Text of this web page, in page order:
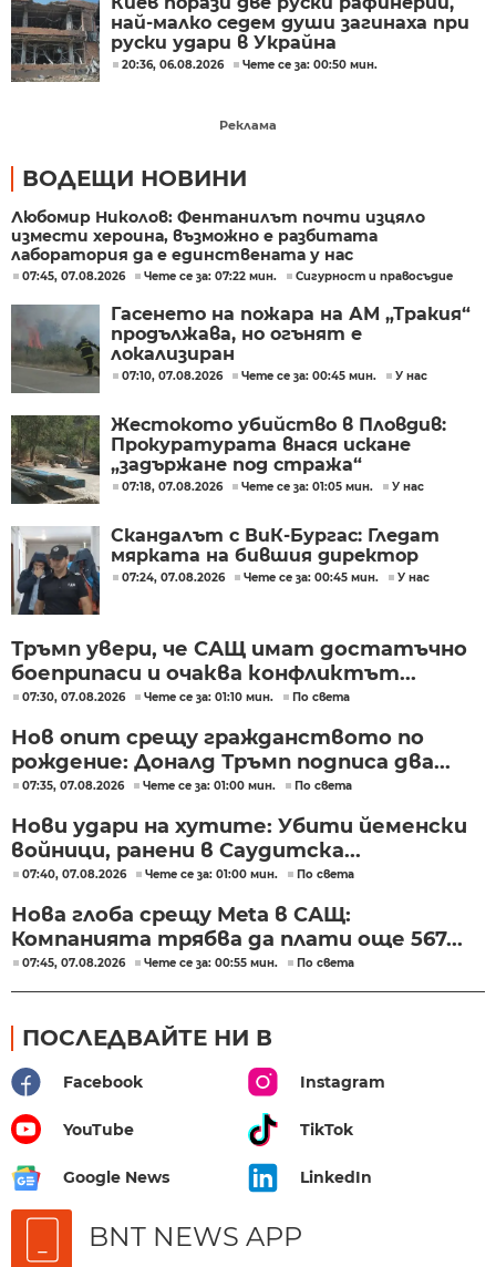
най-малко седем души загинаха при
руски удари в Украйна
20:36, 06.08.2026 Чете се за: 00:50 мин.
Реклама
ВОДЕЩИ НОВИНИ
Любомир Николов: Фентанилът почти изцяло
измести хероина, възможно е разбитата
лаборатория да е единствената у нас
07:45, 07.08.2026 Чете се за: 07:22 мин. Сигурност и правосъдие
Гасенето на пожара на АМ „Тракия“
продължава, но огънят е
локализиран
07:10, 07.08.2026 Чете се за: 00:45 мин. У нас
Жестокото убийство в Пловдив:
Прокуратурата внася искане
„задържане под стража“
07:18, 07.08.2026 Чете се за: 01:05 мин. У нас
Скандалът с ВиК-Бургас: Гледат
мярката на бившия директор
07:24, 07.08.2026 Чете се за: 00:45 мин. У нас
Тръмп увери, че САЩ имат достатъчно
боеприпаси и очаква конфликтът...
07:30, 07.08.2026 Чете се за: 01:10 мин. По света
Нов опит срещу гражданството по
рождение: Доналд Тръмп подписа два...
07:35, 07.08.2026 Чете се за: 01:00 мин. По света
Нови удари на хутите: Убити йеменски
войници, ранени в Саудитска...
07:40, 07.08.2026 Чете се за: 01:00 мин. По света
Нова глоба срещу Meta в САЩ:
Компанията трябва да плати още 567...
07:45, 07.08.2026 Чете се за: 00:55 мин. По света
ПОСЛЕДВАЙТЕ НИ В
Facebook Instagram
YouTube TikTok
Google News LinkedIn
BNT NEWS APP